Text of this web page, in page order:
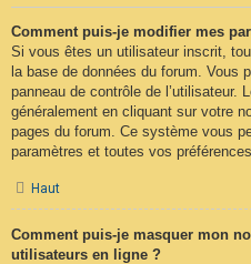
Comment puis-je modifier mes
Si vous êtes un utilisateur inscrit,
la base de données du forum. Vous
panneau de contrôle de l’utilisateur.
généralement en cliquant sur votre
pages du forum. Ce système vous
paramètres et toutes vos préférences.
Haut
Comment puis-je masquer mon
utilisateurs en ligne ?